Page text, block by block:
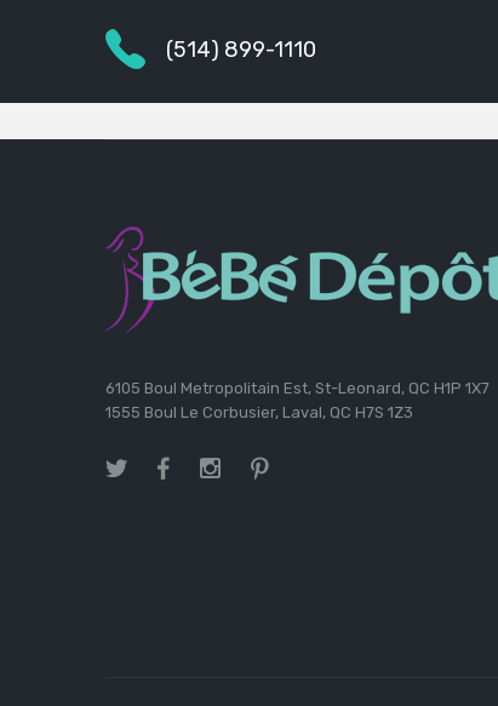
(514) 899-1110
6105 Boul Metropolitain Est, St-Leonard, QC H1P 1X7
1555 Boul Le Corbusier, Laval, QC H7S 1Z3